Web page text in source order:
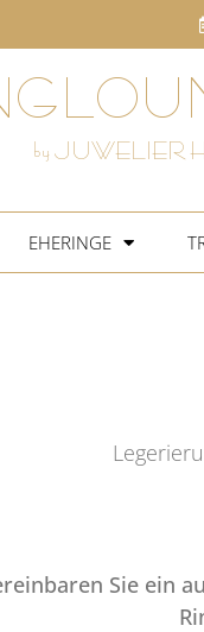
by JUWELIER
EHERINGE
Sie ein